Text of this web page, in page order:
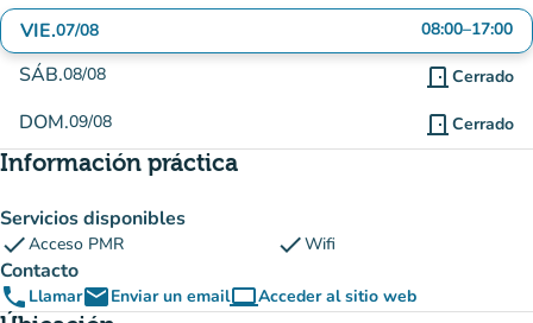
VIE.07/08 08:00–17:00
SÁB.08/08 door_front Cerrado
DOM.09/08 door_front Cerrado
Información práctica
Servicios disponibles
checkAcceso PMR checkWifi
Contacto
phone LlamaremailEnviar un emailcomputerAcceder al sitio web
(nueva pestaña)